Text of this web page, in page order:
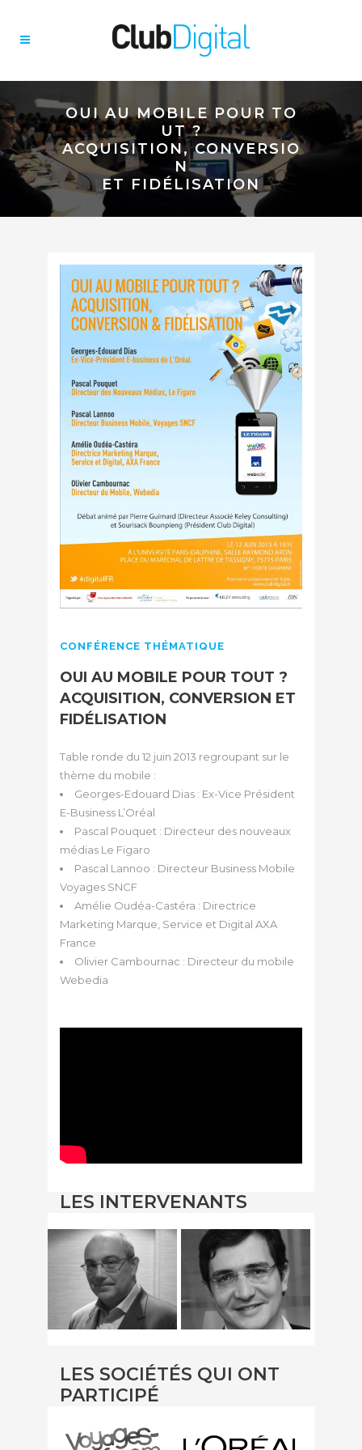
OUI AU MOBILE POUR TO
UT ?
ACQUISITION, CONVERSIO
N
ET FIDÉLISATION
CONFÉRENCE THÉMATIQUE
OUI AU MOBILE POUR TOUT ?
ACQUISITION, CONVERSION ET
FIDÉLISATION
Table ronde du 12 juin 2013 regroupant sur le
thème du mobile :
Georges-Edouard Dias : Ex-Vice Président
E-Business L’Oréal
Pascal Pouquet : Directeur des nouveaux
médias Le Figaro
Pascal Lannoo : Directeur Business Mobile
Voyages SNCF
Amélie Oudéa-Castéra : Directrice
Marketing Marque, Service et Digital AXA
France
Olivier Cambournac : Directeur du mobile
Webedia
LES INTERVENANTS
LES SOCIÉTÉS QUI ONT
PARTICIPÉ